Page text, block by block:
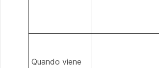
Quando viene